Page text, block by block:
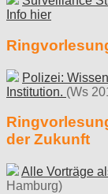
Info hier
Polizei:
Institution. (Ws
der Zukunft
Alle Vorträge
Hamburg)